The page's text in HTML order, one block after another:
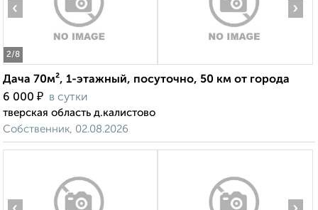
2/8
‹ ›
Дача 70м², 1-этажный, посуточно, 50 км от города
6 000 ₽ в сутки
тверская область д.калистово
Собственник, 02.08.2026